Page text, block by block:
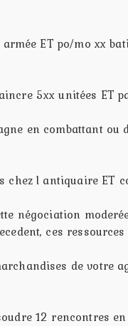
ET po/mo xx
5xx unitées ET
en combattant ou
l antiquaire ET
négociation
ces
de votre
12 rencontres en